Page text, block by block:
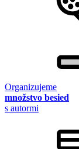
Organizujeme
množstvo besied
s autormi